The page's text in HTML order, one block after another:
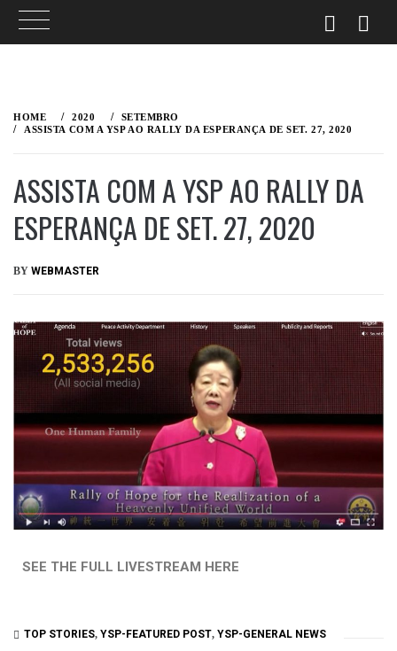
HOME 2020
SETEMBRO
ASSISTA COM A YSP AO RALLY DA ESPERANÇA DE SET. 27, 2020
ASSISTA COM A YSP AO RALLY DA
ESPERANÇA DE SET. 27, 2020
PUBLISHED
2020
BY WEBMASTER
SEE THE FULL LIVESTREAM HERE
TOP STORIES, YSP-FEATURED POST, YSP-GENERAL NEWS